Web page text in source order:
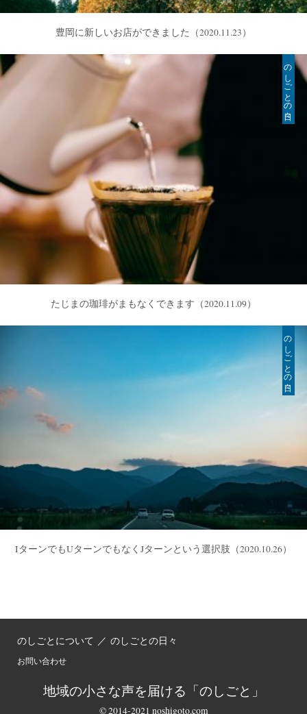
豊岡に新しいお店ができました （2020.11.23）
のしごとの日々
たじまの珈琲がまもなくできます （2020.11.09）
のしごとの日々
IターンでもUターンでもなくJターンという選択肢 （2020.10.26）
のしごとについて ／ のしごとの日々
お問い合わせ
地域の小さな声を届ける「のしごと」
© 2014-2021 noshigoto.com